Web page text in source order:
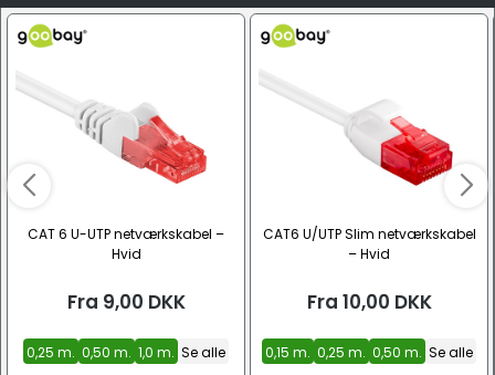
CAT 6 U-UTP netværkskabel –
Hvid
Fra 9,00 DKK
0,25 m. 0,50 m. 1,0 m. Se alle
CAT6 U/UTP Slim netværkskabel
– Hvid
Fra 10,00 DKK
0,15 m. 0,25 m. 0,50 m. Se alle